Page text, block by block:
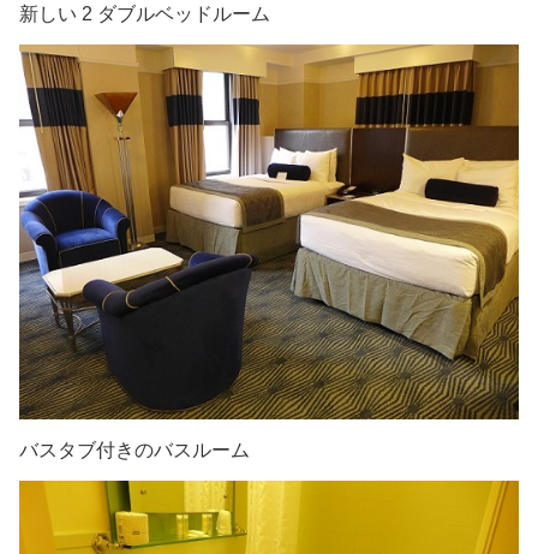
新しい 2 ダブルベッドルーム
バスタブ付きのバスルーム